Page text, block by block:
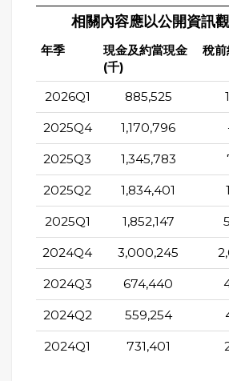
相關內容應以公開資訊
年季
現金及約當現金
(千)
稅
2026Q1 885,525
2025Q4 1,170,796
2025Q3 1,345,783
2025Q2 1,834,401
2025Q1 1,852,147
2024Q4 3,000,245
2024Q3 674,440
2024Q2 559,254
2024Q1 731,401